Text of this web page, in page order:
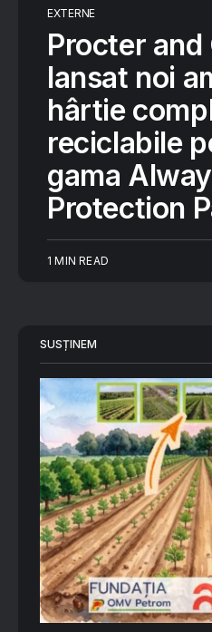
EXTERNE
Procter and
lansat noi
hârtie
reciclabile
gama
Protection
1 MIN READ
SUSȚINEM